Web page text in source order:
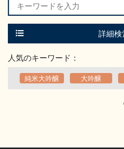
詳細検
人気のキーワード：
純米大吟醸 大吟醸